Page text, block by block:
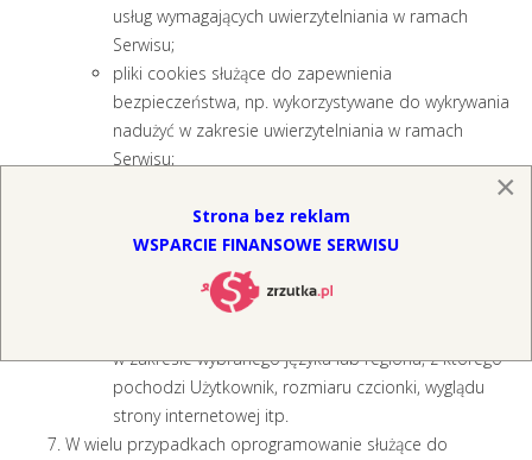
usług wymagających uwierzytelniania w ramach
Serwisu;
pliki cookies służące do zapewnienia
bezpieczeństwa, np. wykorzystywane do wykrywania
nadużyć w zakresie uwierzytelniania w ramach
Serwisu;
zbieranie informacji o sposobie korzystania ze stron
internetowych Serwisu;
„funkcjonalne” pliki cookies, umożliwiające
„zapamiętanie” wybranych przez Użytkownika
w zakresie wybranego języka lub regionu, z którego
pochodzi Użytkownik, rozmiaru czcionki, wyglądu
strony internetowej itp.
W wielu przypadkach oprogramowanie służące do
×
Strona bez reklam
WSPARCIE FINANSOWE SERWISU